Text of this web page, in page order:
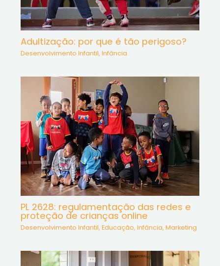
Adultização: por que é tão perigoso?
Desenvolvimento Infantil, Infância
PL 2628: regulamentação das redes e
proteção de crianças online
Desenvolvimento Infantil, Educação, Infância, Marketing